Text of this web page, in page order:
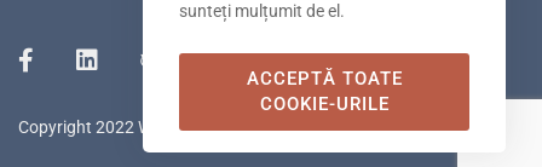
Copyright 2022 WERK Hotel & SPA. Toate drepturile rezervate.
sunteți mulțumit de el.
ACCEPTĂ TOATE
COOKIE-URILE